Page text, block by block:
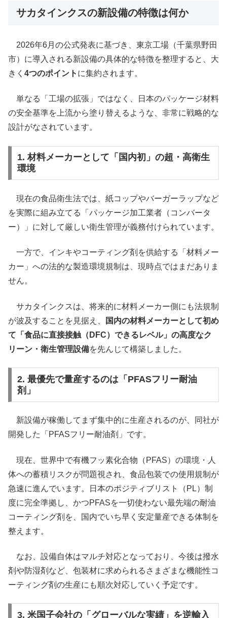
サカタインクスの新設備の特徴は何か
2026年6月の公式発表に基づき、東京工場（千葉県野田
市）に導入される新設備の具体的な特徴を整理すると、大
きく 4つのポイント に集約されます。
単なる「工場の拡張」ではなく、日本のパッケージ材料
の安全基準を上流から塗り替えるような、非常に戦略的な
設計がなされています。
1. 材料メーカーとして「国内初」の超・高衛生
環境
現在の食品衛生法では、紙コップやバーガーラップなど
を実際に組み立てる「パッケージ加工業者（コンバータ
ー）」に対して厳しい衛生管理が義務付けられています。
一方で、インキやコーティング剤を供給する「材料メー
カー」への法的な製造環境規制は、現時点ではまだありま
せん。
サカタインクスは、将来的に材料メーカー側にも法規制
が波及することを見据え、
国内の材料メーカーとして初め
て「食品に直接接触（DFC）できるレベル」の高度なク
リーン・衛生管理設備を先んじて構築しました。
2. 最優先で量産するのは「PFASフリー耐油
剤」
新設備が稼働してまず集中的に生産されるのが、同社が
開発した「PFASフリー耐油剤」です。
現在、世界中で有機フッ素化合物（PFAS）の環境・人
体への蓄積リスクが問題視され、食品包装での使用規制が
急速に進んでいます。日本のポジティブリスト（PL）制
度に完全準拠し、かつPFASを一切使わない最先端の耐油
コーティング剤を、国内でいち早く安定量産できる体制を
整えます。
なお、設備自体はマルチ対応となっており、今後は撥水
剤や防湿剤など、包装材に求められるさまざまな機能性コ
ーティング剤の生産にも順次対応していく予定です。
3. 米国子会社の「グローバルな実績」を逆輸入